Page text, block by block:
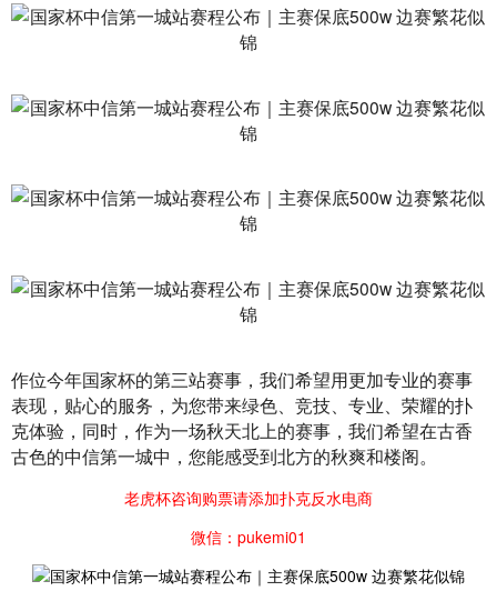
作位今年国家杯的第三站赛事，我们希望用更加专业的赛事
表现，贴心的服务，为您带来绿色、竞技、专业、荣耀的扑
克体验，同时，作为一场秋天北上的赛事，我们希望在古香
古色的中信第一城中，您能感受到北方的秋爽和楼阁。
老虎杯咨询购票请添加扑克反水电商
微信：pukemi01